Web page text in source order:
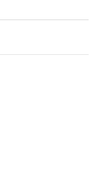
quantity